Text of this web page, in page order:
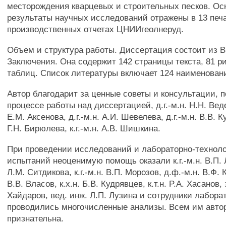
месторождения кварцевых и строительных песков.
результаты научных исследований отражены в 13
производственных отчетах ЦНИИгеолнеруд.
Объем и структура работы. Диссертация состоит из
Заключения. Она содержит 142 страницы текста, 81
таблиц. Список литературы включает 124
Автор благодарит за ценные советы и консультации,
процессе работы над диссертацией, д.г.-м.н. H.H.
Е.М. Аксенова, д.г.-м.н. А.И. Шевелева, д.г.-м.н. В.В.
Г.Н. Бирюлева, к.г.-м.н. A.B. Шишкина.
При проведении исследований и лабораторно-
испытаний неоценимую помощь оказали к.г.-м.н. В.П.
Л.М. Ситдикова, к.г.-м.н. В.П. Морозов, д.ф.-м.н. В.Ф.
В.В. Власов, к.х.н. Б.В. Кудрявцев, к.т.н. P.A. Хасанов,
Хайдаров, вед. инж. Л.П. Лузина и сотрудники
проводились многочисленные анализы. Всем им
признательна.